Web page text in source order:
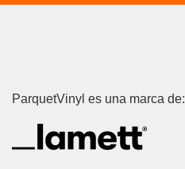
ParquetVinyl es una marca de: